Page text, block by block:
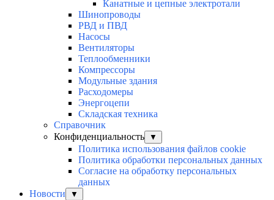
Канатные и цепные электротали
Шинопроводы
РВД и ПВД
Насосы
Вентиляторы
Теплообменники
Компрессоры
Модульные здания
Расходомеры
Энергоцепи
Складская техника
Справочник
Конфиденциальность
▼
Политика использования файлов cookie
Политика обработки персональных данных
Согласие на обработку персональных
данных
Новости
▼